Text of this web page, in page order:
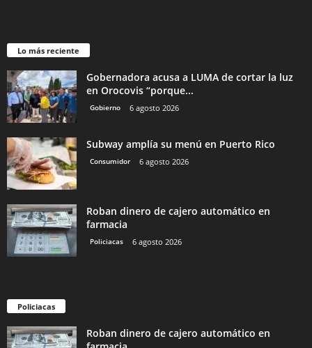
Lo más reciente
Gobernadora acusa a LUMA de cortar la luz
en Orocovis “porque...
Gobierno 6 agosto 2026
Subway amplía su menú en Puerto Rico
Consumidor 6 agosto 2026
Roban dinero de cajero automático en
farmacia
Policiacas 6 agosto 2026
Policiacas
Roban dinero de cajero automático en